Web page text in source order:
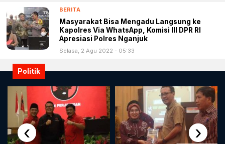
BERITA
Masyarakat Bisa Mengadu Langsung ke
Kapolres Via WhatsApp, Komisi III DPR RI
Apresiasi Polres Nganjuk
Selasa, 2 Agu 2022 - 05:33
Politik
‹ ›